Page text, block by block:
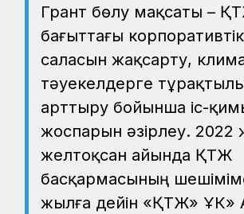
Грант бөлу мақсаты –
бағыттағы
саласын жақсарту,
тәуекелдерге
арттыру бойынша іс-
жоспарын әзірлеу.
желтоқсан айында ҚТЖ
басқармасының
жылға дейін «ҚТЖ» ҰК»